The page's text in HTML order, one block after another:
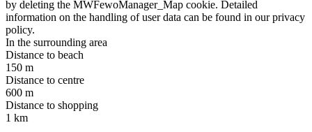
by deleting the MWFewoManager_Map cookie. Detailed
information on the handling of user data can be found in our privacy
policy.
In the surrounding area
Distance to beach
150 m
Distance to centre
600 m
Distance to shopping
1 km